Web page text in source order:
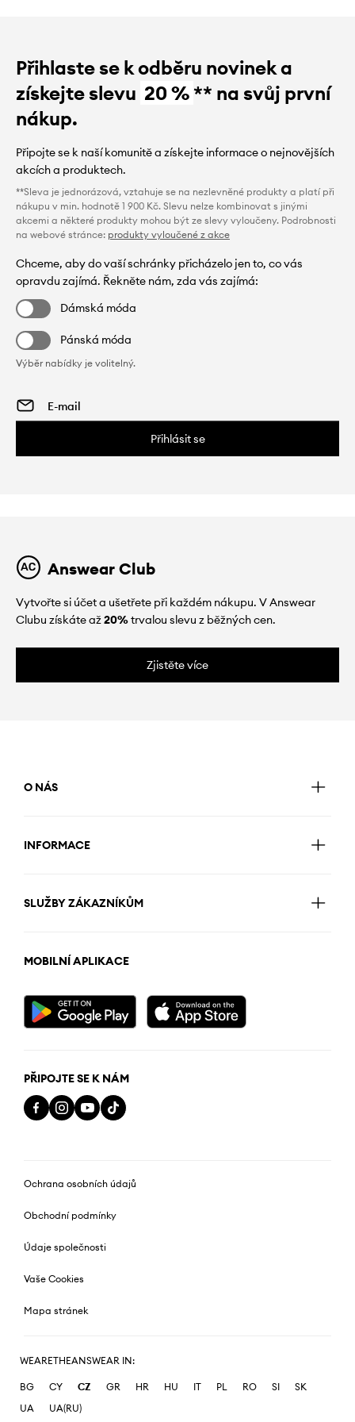
Přihlaste se k odběru novinek a
získejte slevu 20 %** na svůj první
nákup.
Připojte se k naší komunitě a získejte informace o nejnovějších
akcích a produktech.
**Sleva je jednorázová, vztahuje se na nezlevněné produkty a platí při
nákupu v min. hodnotě 1 900 Kč. Slevu nelze kombinovat s jinými
akcemi a některé produkty mohou být ze slevy vyloučeny. Podrobnosti
na webové stránce: produkty vyloučené z akce
Chceme, aby do vaší schránky přicházelo jen to, co vás
opravdu zajímá. Řekněte nám, zda vás zajímá:
Dámská móda
Pánská móda
Výběr nabídky je volitelný.
Přihlásit se
Answear Club
Vytvořte si účet a ušetřete při každém nákupu. V Answear
Clubu získáte až20%trvalou slevu z běžných cen.
Zjistěte více
O NÁS
INFORMACE
SLUŽBY ZÁKAZNÍKŮM
MOBILNÍ APLIKACE
PŘIPOJTE SE K NÁM
Ochrana osobních údajů
Obchodní podmínky
Údaje společnosti
Vaše Cookies
Mapa stránek
WEARETHEANSWEAR IN:
BG CY CZ GR HR HU IT PL RO SI
SK
UA
UA(RU)